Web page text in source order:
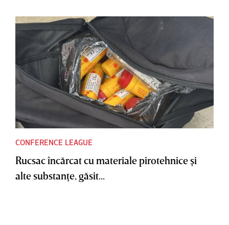
CONFERENCE LEAGUE
Rucsac încărcat cu materiale pirotehnice şi
alte substanţe, găsit...